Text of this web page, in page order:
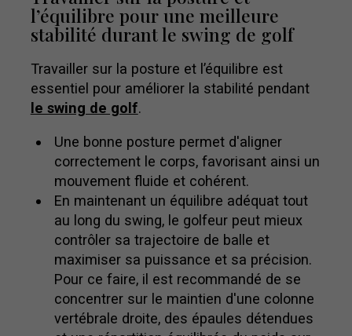
l’équilibre pour une meilleure
stabilité durant le swing de golf
Travailler sur la posture et l’équilibre est
essentiel pour améliorer la stabilité pendant
le swing de golf.
Une bonne posture permet d'aligner
correctement le corps, favorisant ainsi un
mouvement fluide et cohérent.
En maintenant un équilibre adéquat tout
au long du swing, le golfeur peut mieux
contrôler sa trajectoire de balle et
maximiser sa puissance et sa précision.
Pour ce faire, il est recommandé de se
concentrer sur le maintien d'une colonne
vertébrale droite, des épaules détendues